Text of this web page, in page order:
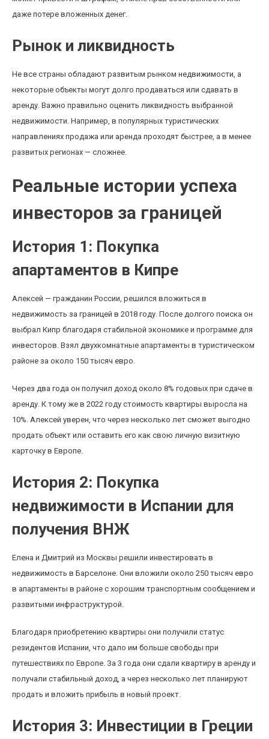
даже потере вложенных денег.
Рынок и ликвидность
Не все страны обладают развитым рынком недвижимости, а
некоторые объекты могут долго продаваться или сдавать в
аренду. Важно правильно оценить ликвидность выбранной
недвижимости. Например, в популярных туристических
направлениях продажа или аренда проходят быстрее, а в менее
развитых регионах — сложнее.
Реальные истории успеха
инвесторов за границей
История 1: Покупка
апартаментов в Кипре
Алексей — гражданин России, решился вложиться в
недвижимость за границей в 2018 году. После долгого поиска он
выбрал Кипр благодаря стабильной экономике и программе для
инвесторов. Взял двухкомнатные апартаменты в туристическом
районе за около 150 тысяч евро.
Через два года он получил доход около 8% годовых при сдаче в
аренду. К тому же в 2022 году стоимость квартиры выросла на
10%. Алексей уверен, что через несколько лет сможет выгодно
продать объект или оставить его как свою личную визитную
карточку в Европе.
История 2: Покупка
недвижимости в Испании для
получения ВНЖ
Елена и Дмитрий из Москвы решили инвестировать в
недвижимость в Барселоне. Они вложили около 250 тысяч евро
в апартаменты в районе с хорошим транспортным сообщением и
развитыми инфраструктурой.
Благодаря приобретению квартиры они получили статус
резидентов Испании, что дало им больше свободы при
путешествиях по Европе. За 3 года они сдали квартиру в аренду и
получали стабильный доход, а через несколько лет планируют
продать и вложить прибыль в новый проект.
История 3: Инвестиции в Греции